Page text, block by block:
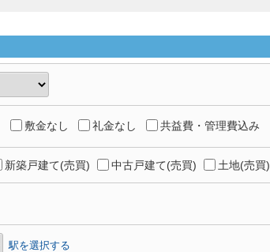
敷金なし 礼金なし 共益費・管理費込み
新築戸建て(売買) 中古戸建て(売買) 土地(売買)
駅を選択する